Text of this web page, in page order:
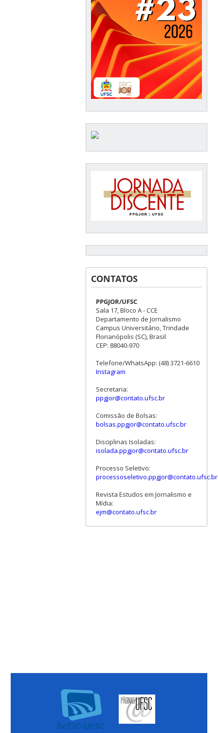
CONTATOS
PPGJOR/UFSC
Sala 17, Bloco A - CCE
Departamento de Jornalismo
Campus Universitário, Trindade
Florianópolis (SC), Brasil
CEP: 88040-970
Telefone/WhatsApp: (48) 3721-6610
Instagram
Secretaria:
ppgjor@contato.ufsc.br
Comissão de Bolsas:
bolsas.ppgjor@contato.ufsc.br
Disciplinas Isoladas:
isolada.ppgjor@contato.ufsc.br
Processo Seletivo:
processoseletivo.ppgjor@contato.ufsc.br
Revista Estudos em Jornalismo e
Mídia:
ejm@contato.ufsc.br